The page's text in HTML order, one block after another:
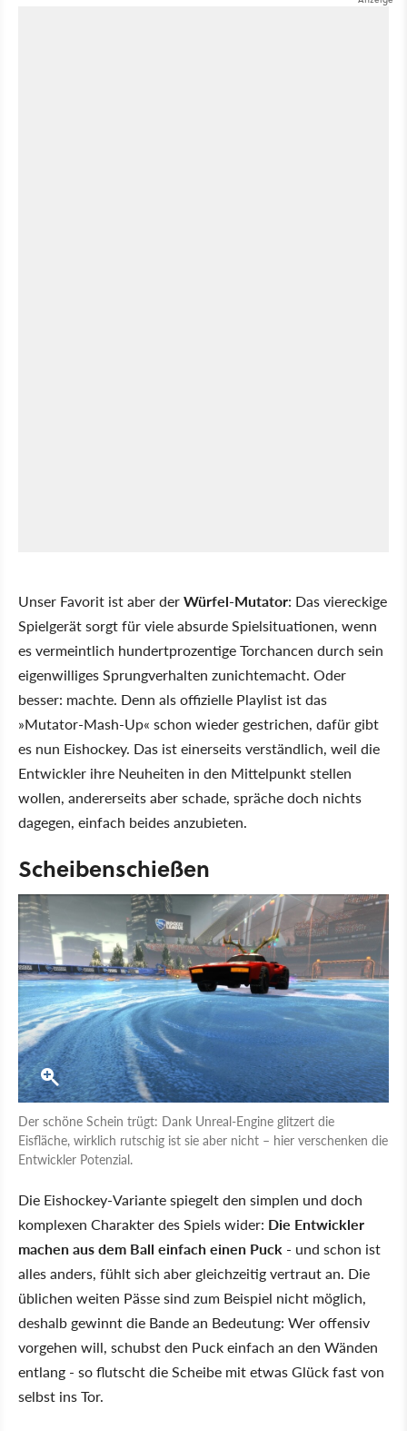
Unser Favorit ist aber derWürfel-Mutator: Das viereckige
Spielgerät sorgt für viele absurde Spielsituationen, wenn
es vermeintlich hundertprozentige Torchancen durch sein
eigenwilliges Sprungverhalten zunichtemacht. Oder
besser: machte. Denn als offizielle Playlist ist das
»Mutator-Mash-Up« schon wieder gestrichen, dafür gibt
es nun Eishockey. Das ist einerseits verständlich, weil die
Entwickler ihre Neuheiten in den Mittelpunkt stellen
wollen, andererseits aber schade, spräche doch nichts
dagegen, einfach beides anzubieten.
Scheibenschießen
Der schöne Schein trügt: Dank Unreal-Engine glitzert die
Eisfläche, wirklich rutschig ist sie aber nicht – hier verschenken die
Entwickler Potenzial.
Die Eishockey-Variante spiegelt den simplen und doch
komplexen Charakter des Spiels wider: Die Entwickler
machen aus dem Ball einfach einen Puck - und schon ist
alles anders, fühlt sich aber gleichzeitig vertraut an. Die
üblichen weiten Pässe sind zum Beispiel nicht möglich,
deshalb gewinnt die Bande an Bedeutung: Wer offensiv
vorgehen will, schubst den Puck einfach an den Wänden
entlang - so flutscht die Scheibe mit etwas Glück fast von
selbst ins Tor.